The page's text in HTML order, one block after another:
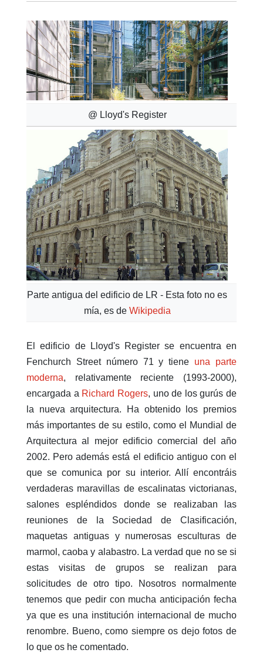
@ Lloyd's Register
Parte antigua del edificio de LR - Esta foto no es
mía, es de Wikipedia
El edificio de Lloyd's Register se encuentra en
Fenchurch Street número 71 y tiene una parte
moderna, relativamente reciente (1993-2000),
encargada a Richard Rogers, uno de los gurús de
la nueva arquitectura. Ha obtenido los premios
más importantes de su estilo, como el Mundial de
Arquitectura al mejor edificio comercial del año
2002. Pero además está el edificio antiguo con el
que se comunica por su interior. Allí encontráis
verdaderas maravillas de escalinatas victorianas,
salones espléndidos donde se realizaban las
reuniones de la Sociedad de Clasificación,
maquetas antiguas y numerosas esculturas de
marmol, caoba y alabastro. La verdad que no se si
estas visitas de grupos se realizan para
solicitudes de otro tipo. Nosotros normalmente
tenemos que pedir con mucha anticipación fecha
ya que es una institución internacional de mucho
renombre. Bueno, como siempre os dejo fotos de
lo que os he comentado.